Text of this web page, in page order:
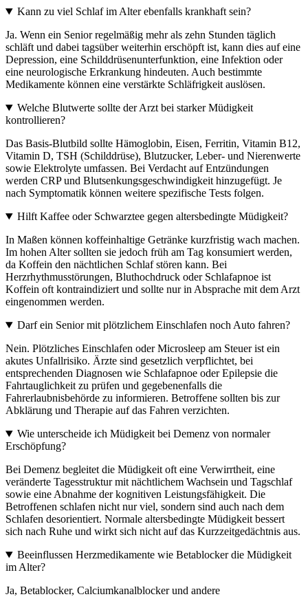
Kann zu viel Schlaf im Alter ebenfalls krankhaft sein?
Ja. Wenn ein Senior regelmäßig mehr als zehn Stunden täglich
schläft und dabei tagsüber weiterhin erschöpft ist, kann dies auf eine
Depression, eine Schilddrüsenunterfunktion, eine Infektion oder
eine neurologische Erkrankung hindeuten. Auch bestimmte
Medikamente können eine verstärkte Schläfrigkeit auslösen.
Welche Blutwerte sollte der Arzt bei starker Müdigkeit
kontrollieren?
Das Basis-Blutbild sollte Hämoglobin, Eisen, Ferritin, Vitamin B12,
Vitamin D, TSH (Schilddrüse), Blutzucker, Leber- und Nierenwerte
sowie Elektrolyte umfassen. Bei Verdacht auf Entzündungen
werden CRP und Blutsenkungsgeschwindigkeit hinzugefügt. Je
nach Symptomatik können weitere spezifische Tests folgen.
Hilft Kaffee oder Schwarztee gegen altersbedingte Müdigkeit?
In Maßen können koffeinhaltige Getränke kurzfristig wach machen.
Im hohen Alter sollten sie jedoch früh am Tag konsumiert werden,
da Koffein den nächtlichen Schlaf stören kann. Bei
Herzrhythmusstörungen, Bluthochdruck oder Schlafapnoe ist
Koffein oft kontraindiziert und sollte nur in Absprache mit dem Arzt
eingenommen werden.
Darf ein Senior mit plötzlichem Einschlafen noch Auto fahren?
Nein. Plötzliches Einschlafen oder Microsleep am Steuer ist ein
akutes Unfallrisiko. Ärzte sind gesetzlich verpflichtet, bei
entsprechenden Diagnosen wie Schlafapnoe oder Epilepsie die
Fahrtauglichkeit zu prüfen und gegebenenfalls die
Fahrerlaubnisbehörde zu informieren. Betroffene sollten bis zur
Abklärung und Therapie auf das Fahren verzichten.
Wie unterscheide ich Müdigkeit bei Demenz von normaler
Erschöpfung?
Bei Demenz begleitet die Müdigkeit oft eine Verwirrtheit, eine
veränderte Tagesstruktur mit nächtlichem Wachsein und Tagschlaf
sowie eine Abnahme der kognitiven Leistungsfähigkeit. Die
Betroffenen schlafen nicht nur viel, sondern sind auch nach dem
Schlafen desorientiert. Normale altersbedingte Müdigkeit bessert
sich nach Ruhe und wirkt sich nicht auf das Kurzzeitgedächtnis aus.
Beeinflussen Herzmedikamente wie Betablocker die Müdigkeit
im Alter?
Ja, Betablocker, Calciumkanalblocker und andere